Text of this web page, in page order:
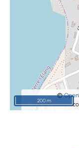
©
200 m